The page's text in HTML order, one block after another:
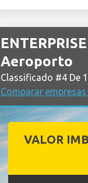
Aeroporto
Classificado #4 De
Comparar
VALOR